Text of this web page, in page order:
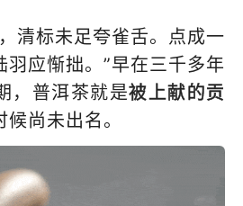
清标未足夸雀舌。点成一
羽应惭拙。”早在三千多年
，普洱茶就是被上献的贡
尚未出名。